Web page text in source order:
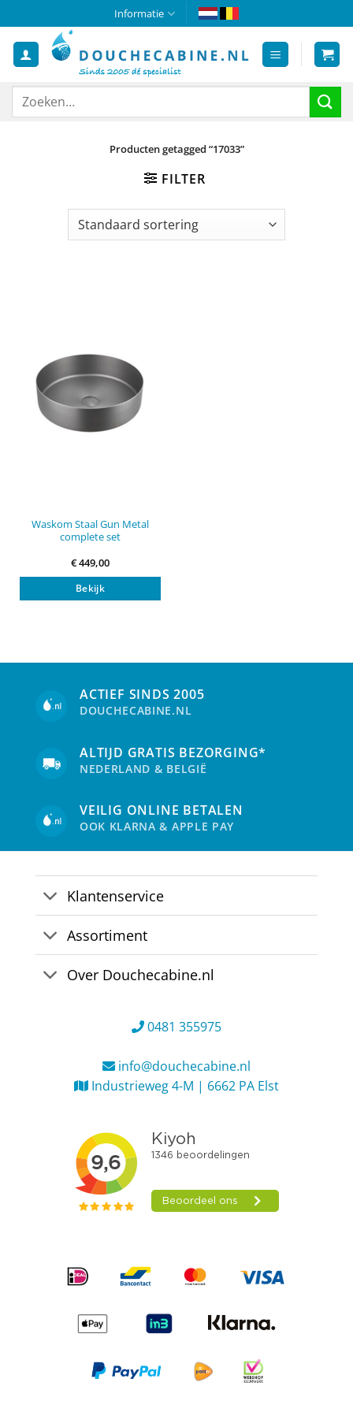
naar
inhoud
Informatie
Zoeken
Producten getagged “17033”
FILTER
Waskom Staal Gun Metal
complete set
€449,00
Bekijk
ACTIEF SINDS 2005
DOUCHECABINE.NL
ALTIJD GRATIS BEZORGING*
NEDERLAND & BELGIË
VEILIG ONLINE BETALEN
OOK KLARNA & APPLE PAY
Klantenservice
Assortiment
Over Douchecabine.nl
0481 355975
info@douchecabine.nl
Industrieweg 4-M | 6662 PA Elst